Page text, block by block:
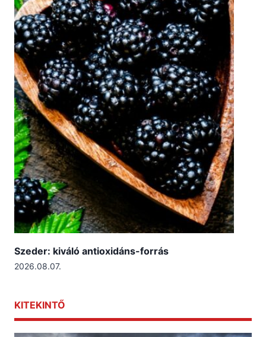
Szeder: kiváló antioxidáns-forrás
2026.08.07.
KITEKINTŐ